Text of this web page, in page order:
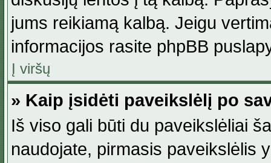
jums reikiamą kalbą. Jeigu
informacijos rasite phpBB
Į viršų
» Kaip įsidėti paveikslėlį po
Iš viso gali būti du paveikslėliai
naudojate, pirmasis paveikslėlis